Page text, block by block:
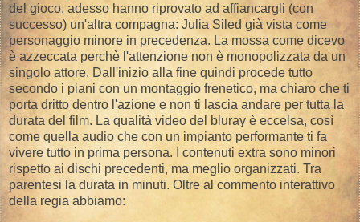
del gioco, adesso hanno riprovato ad affiancargli (con
successo) un'altra compagna: Julia Siled già vista come
personaggio minore in precedenza. La mossa come dicevo
è azzeccata perchè l'attenzione non è monopolizzata da un
singolo attore. Dall'inizio alla fine quindi procede tutto
secondo i piani con un montaggio frenetico, ma chiaro che ti
porta dritto dentro l'azione e non ti lascia andare per tutta la
durata del film. La qualità video del bluray è eccelsa, così
come quella audio che con un impianto performante ti fa
vivere tutto in prima persona. I contenuti extra sono minori
rispetto ai dischi precedenti, ma meglio organizzati. Tra
parentesi la durata in minuti. Oltre al commento interattivo
della regia abbiamo: